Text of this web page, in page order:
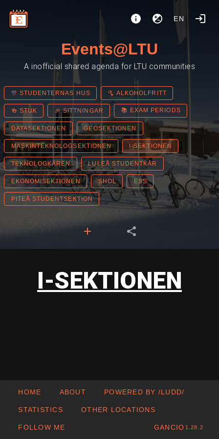
EN
Events@LTU
A inofficial shared agenda for LTU communities
🎊 STUDENTERNAS HUS 🫗 ALKOHOLFRITT
🍻 STUK 🎉 SITTNINGAR 📚 EXAM PERIODS
DATASEKTIONEN GEOSEKTIONEN
MASKINTEKNOLOGSEKTIONEN I-SEKTIONEN
TEKNOLOGKÅREN LULEÅ STUDENTKÅR
EKONOMISEKTIONEN SHOL ESS
PITEÅ STUDENTSEKTION
I-SEKTIONEN
HOME ABOUT POWERED BY /LUDD/
STATISTICS OTHER LOCATIONS
FOLLOW ME GANCIO 1.28.2